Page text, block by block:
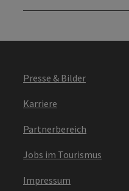
Presse & Bilder
Karriere
Partnerbereich
Jobs im Tourismus
Impressum